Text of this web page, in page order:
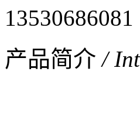
13530686081
产品简介 /